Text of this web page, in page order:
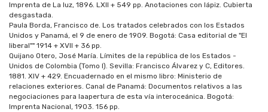
Imprenta de La luz, 1896. LXII + 549 pp. Anotaciones con lápiz. Cubierta
desgastada.
Paula Borda, Francisco de. Los tratados celebrados con los Estados
Unidos y Panamá, el 9 de enero de 1909. Bogotá: Casa editorial de "El
liberal"" 1914 + XVII + 36 pp.
Quijano Otero, José María. Límites de la república de los Estados -
Unidos de Colombia (Tomo I). Sevilla: Francisco Álvarez y C, Editores.
1881. XIV + 429. Encuadernado en el mismo libro: Ministerio de
relaciones exteriores. Canal de Panamá: Documentos relativos a las
negociaciones para laapertura de esta vía interoceánica. Bogotá:
Imprenta Nacional, 1903. 156 pp.